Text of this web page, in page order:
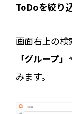
ToDoを絞り
画面右上の検
「グループ」
みます。